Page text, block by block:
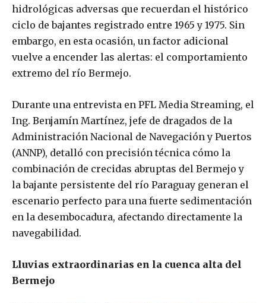
hidrológicas adversas que recuerdan el histórico
ciclo de bajantes registrado entre 1965 y 1975. Sin
embargo, en esta ocasión, un factor adicional
vuelve a encender las alertas: el comportamiento
extremo del río Bermejo.
Durante una entrevista en PFL Media Streaming, el
Ing. Benjamín Martínez, jefe de dragados de la
Administración Nacional de Navegación y Puertos
(ANNP), detalló con precisión técnica cómo la
combinación de crecidas abruptas del Bermejo y
la bajante persistente del río Paraguay generan el
escenario perfecto para una fuerte sedimentación
en la desembocadura, afectando directamente la
navegabilidad.
Lluvias extraordinarias en la cuenca alta del
Bermejo